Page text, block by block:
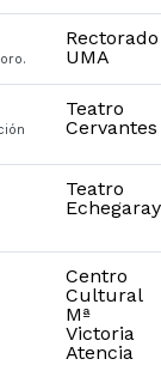
Rectorado
UMA
Teatro
Cervantes
Teatro
Echegaray
Centro
Cultural
Mª
Victoria
Atencia